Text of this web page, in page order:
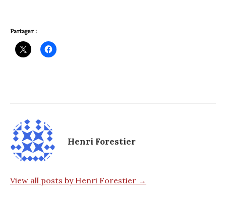
Partager :
Henri Forestier
View all posts by Henri Forestier →